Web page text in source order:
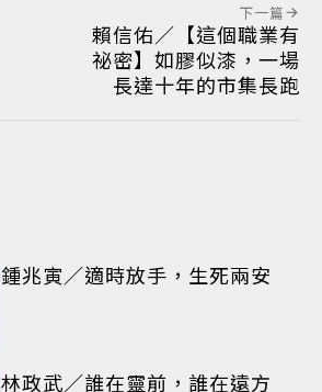
下一篇
賴信佑／【這個職業有
祕密】如膠似漆，一場
長達十年的市集長跑
鍾兆寅／適時放手，生死兩安
林政武／誰在靈前，誰在遠方